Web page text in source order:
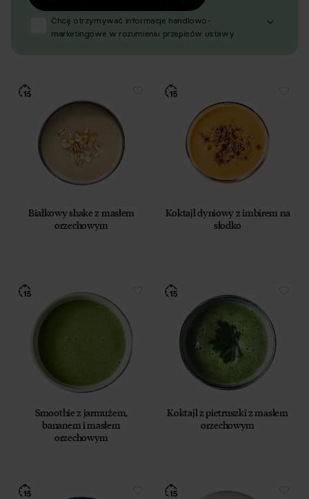
Chcę otrzymywać informacje handlowo-
marketingowe w rozumieniu przepisów ustawy
dotyczących oferty Respo Wrzosek Witkowski SK,
Respo Wydawnictwo S.C. oraz RespoMed sp.z o.o.,
TEKA TRADE sp. z o.o. W związku z tym wyrażam
zgodę na przetwarzanie moich danych osobowych
w celu prowadzenia marketingu bezpośredniego
drogą elektroniczną, zgodnie z art. 6 ust. 1 lit a RODO,
a także komunikację/przesyłanie informacji
handlowych drogą elektroniczną, zgodnie z art. 398
prowadzenia marketingu bezpośredniego drogą
elektroniczną za pośrednictwem wiadomości e‑mail,
Przyjmuję do wiadomości, że przysługuje mi prawo
do wycofania powyższej zgody w każdym czasie.
Zobacz, jak przetwarzamy Twoje dane osobowe.
Zapoznaj się z nasząPolityką prywatnościRespo
Białkowy shake z masłem
orzechowym
Koktajl dyniowy z imbirem na
słodko
Smoothie z jarmużem,
bananem i masłem
orzechowym
Koktajl z pietruszki z masłem
orzechowym